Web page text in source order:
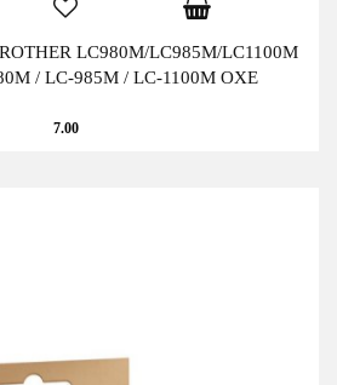
LC980M/LC985M/LC1100M
/ LC-985M / LC-1100M OXE
7.00